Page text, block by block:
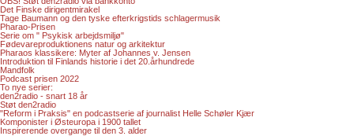
Det Finske dirigentmirakel
Tage Baumann og den tyske efterkrigstids schlagermusik
Pharao-Prisen
Serie om " Psykisk arbejdsmiljø"
Fødevareproduktionens natur og arkitektur
Pharaos klassikere: Myter af Johannes v. Jensen
Introduktion til Finlands historie i det 20.århundrede
Mandfolk
Podcast prisen 2022
To nye serier:
den2radio - snart 18 år
Støt den2radio
"Reform i Praksis" en podcastserie af journalist Helle Schøler Kjær
Komponister i Østeuropa i 1900 tallet
Inspirerende overgange til den 3. alder